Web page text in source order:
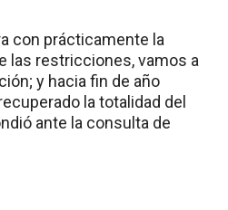
con prácticamente la
las restricciones, vamos a
y hacia fin de año
la totalidad del
ante la consulta de